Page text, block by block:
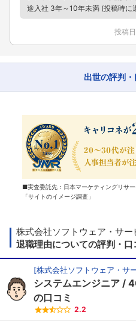
途入社 3年～10年未満 (投稿時に
投稿
出世の評判
■実査委託先：日本マーケティングリ
「サイトのイメージ調査」
株式会社ソフトウェア・サー
退職理由についての評判・口
[株式会社ソフトウェア・サ
システムエンジニア
の口コミ
2.2